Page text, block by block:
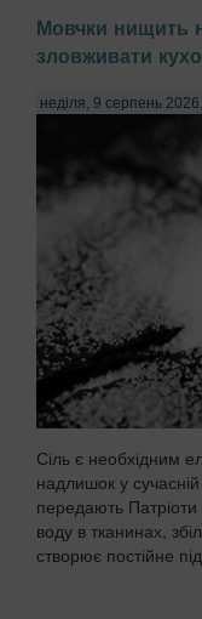
Мовчки нищить
зловживати
неділя, 9 серпень
Сіль є необхідним
надлишок у
передають
воду в тканинах,
створює постійне